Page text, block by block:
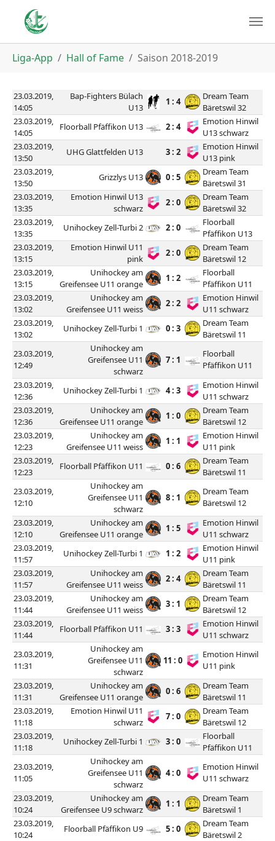
Liga-App Hall of Fame Saison 2018-2019
23.03.2019,
14:05
Bap-Fighters Bülach
U13
1 : 4
Dream Team
Bäretswil 32
23.03.2019,
14:05
Floorball Pfäffikon U13 2 : 4
Emotion Hinwil
U13 schwarz
23.03.2019,
13:50
UHG Glattfelden U13 3 : 2
Emotion Hinwil
U13 pink
23.03.2019,
13:50
Grizzlys U13 0 : 5
Dream Team
Bäretswil 31
23.03.2019,
13:35
Emotion Hinwil U13
schwarz
2 : 0
Dream Team
Bäretswil 32
23.03.2019,
13:35
Unihockey Zell-Turbi 2 2 : 0
Floorball
Pfäffikon U13
23.03.2019,
13:15
Emotion Hinwil U11
pink
2 : 0
Dream Team
Bäretswil 12
23.03.2019,
13:15
Unihockey am
Greifensee U11 orange
1 : 2
Floorball
Pfäffikon U11
23.03.2019,
13:02
Unihockey am
Greifensee U11 weiss
2 : 2
Emotion Hinwil
U11 schwarz
23.03.2019,
13:02
Unihockey Zell-Turbi 1 0 : 3
Dream Team
Bäretswil 11
23.03.2019,
12:49
Unihockey am
Greifensee U11
schwarz
7 : 1
Floorball
Pfäffikon U11
23.03.2019,
12:36
Unihockey Zell-Turbi 1 4 : 3
Emotion Hinwil
U11 schwarz
23.03.2019,
12:36
Unihockey am
Greifensee U11 orange
1 : 0
Dream Team
Bäretswil 12
23.03.2019,
12:23
Unihockey am
Greifensee U11 weiss
1 : 1
Emotion Hinwil
U11 pink
23.03.2019,
12:23
Floorball Pfäffikon U11 0 : 6
Dream Team
Bäretswil 11
23.03.2019,
12:10
Unihockey am
Greifensee U11
schwarz
8 : 1
Dream Team
Bäretswil 12
23.03.2019,
12:10
Unihockey am
Greifensee U11 orange
1 : 5
Emotion Hinwil
U11 schwarz
23.03.2019,
11:57
Unihockey Zell-Turbi 1 1 : 2
Emotion Hinwil
U11 pink
23.03.2019,
11:57
Unihockey am
Greifensee U11 weiss
2 : 4
Dream Team
Bäretswil 11
23.03.2019,
11:44
Unihockey am
Greifensee U11 weiss
3 : 1
Dream Team
Bäretswil 12
23.03.2019,
11:44
Floorball Pfäffikon U11 3 : 3
Emotion Hinwil
U11 schwarz
23.03.2019,
11:31
Unihockey am
Greifensee U11
schwarz
11 : 0
Emotion Hinwil
U11 pink
23.03.2019,
11:31
Unihockey am
Greifensee U11 orange
0 : 6
Dream Team
Bäretswil 11
23.03.2019,
11:18
Emotion Hinwil U11
schwarz
7 : 0
Dream Team
Bäretswil 12
23.03.2019,
11:18
Unihockey Zell-Turbi 1 3 : 0
Floorball
Pfäffikon U11
23.03.2019,
11:05
Unihockey am
Greifensee U11
schwarz
4 : 0
Emotion Hinwil
U11 schwarz
23.03.2019,
10:24
Unihockey am
Greifensee U9 schwarz
1 : 1
Dream Team
Bäretswil 1
23.03.2019,
10:24
Floorball Pfäffikon U9 5 : 0
Dream Team
Bäretswil 2